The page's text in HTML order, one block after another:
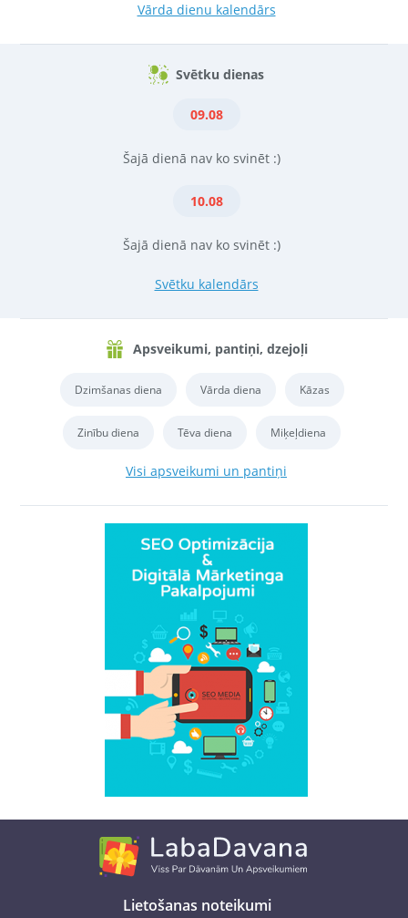
Vārda dienu kalendārs
Svētku dienas
09.08
Šajā dienā nav ko svinēt :)
10.08
Šajā dienā nav ko svinēt :)
Svētku kalendārs
Apsveikumi, pantiņi, dzejoļi
Dzimšanas diena Vārda diena Kāzas
Zinību diena Tēva diena Miķeļdiena
Visi apsveikumi un pantiņi
Lietošanas noteikumi